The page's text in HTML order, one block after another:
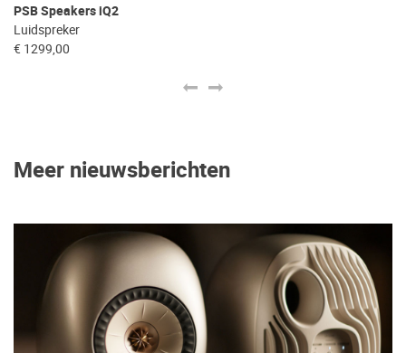
PSB Speakers iQ2
Luidspreker
€ 1299,00
Meer nieuwsberichten